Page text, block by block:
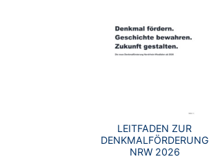
LEITFADEN ZUR
DENKMALFÖRDERUNG
NRW 2026